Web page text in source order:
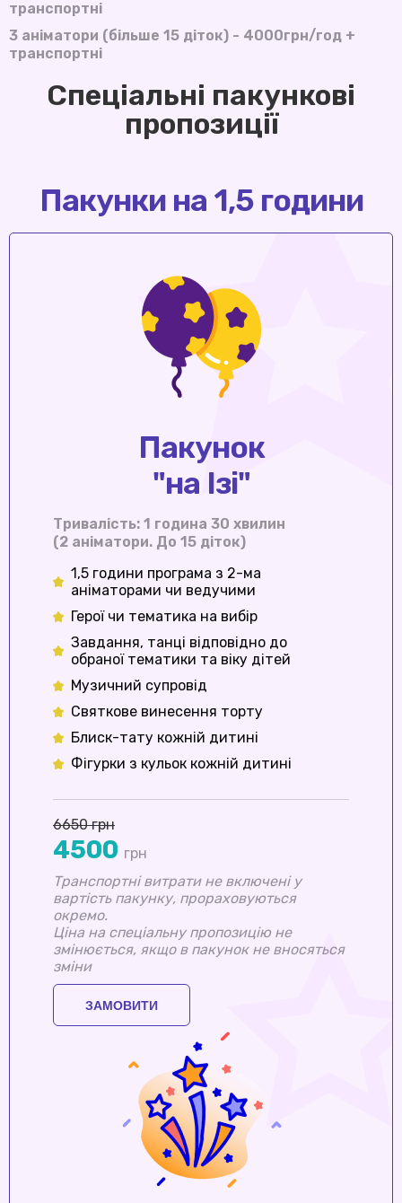
транспортні
3 аніматори (більше 15 діток) - 4000грн/год +
транспортні
Спеціальні пакункові
пропозиції
Пакунки на 1,5 години
Пакунок
"на Ізі"
Тривалiсть: 1 година 30 хвилин
(2 аніматори. До 15 діток)
1,5 години програма з 2-ма
аніматорами чи ведучими
Герої чи тематика на вибір
Завдання, танці відповідно до
обраної тематики та віку дітей
Музичний супровід
Святкове винесення торту
Блиск-тату кожній дитині
Фігурки з кульок кожній дитині
6650 грн
4500 грн
Транспортні витрати не включені у
вартість пакунку, прораховуються
окремо.
Ціна на спеціальну пропозицію не
змінюється, якщо в пакунок не вносяться
зміни
ЗАМОВИТИ